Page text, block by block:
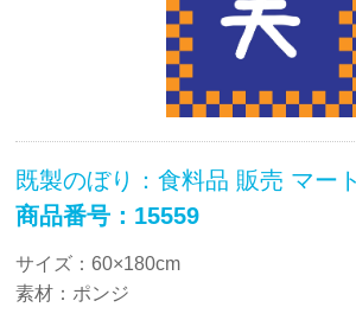
既製のぼり：食料品 販売 マー
商品番号：15559
サイズ：60×180cm
素材：ポンジ